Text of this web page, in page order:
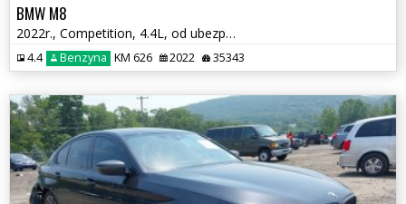
BMW M8
2022r., Competition, 4.4L, od ubezpieczalni
4.4 Benzyna KM 626 2022 35343